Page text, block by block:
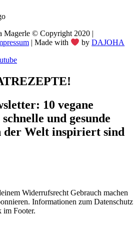
Magerle © Copyright 2020 |
| Made with byDAJOHA
10 vegane
und gesunde
der Welt inspiriert sind
Widerrufsrecht Gebrauch machen
Informationen zum Datenschutz
im Footer.